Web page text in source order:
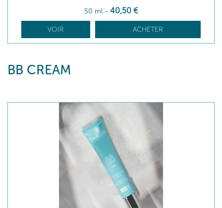
50 ml - 40,50 €
VOIR ACHETER
BB CREAM